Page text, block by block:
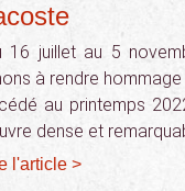
16 juillet au 5
à rendre
au printemps
dense et
l'article >